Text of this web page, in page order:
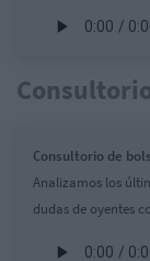
Consultorio de
Analizamos los
dudas de oyentes